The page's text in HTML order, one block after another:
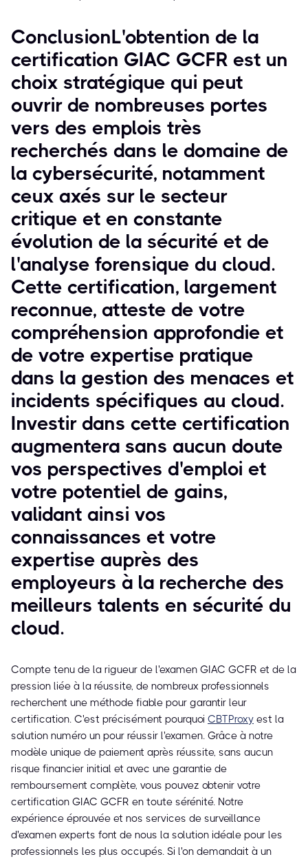
ConclusionL'obtention de la
certification GIAC GCFR est un
choix stratégique qui peut
ouvrir de nombreuses portes
vers des emplois très
recherchés dans le domaine de
la cybersécurité, notamment
ceux axés sur le secteur
critique et en constante
évolution de la sécurité et de
l'analyse forensique du cloud.
Cette certification, largement
reconnue, atteste de votre
compréhension approfondie et
de votre expertise pratique
dans la gestion des menaces et
incidents spécifiques au cloud.
Investir dans cette certification
augmentera sans aucun doute
vos perspectives d'emploi et
votre potentiel de gains,
validant ainsi vos
connaissances et votre
expertise auprès des
employeurs à la recherche des
meilleurs talents en sécurité du
cloud.
Compte tenu de la rigueur de l'examen GIAC GCFR et de la
pression liée à la réussite, de nombreux professionnels
recherchent une méthode fiable pour garantir leur
certification. C'est précisément pourquoi CBTProxy est la
solution numéro un pour réussir l'examen. Grâce à notre
modèle unique de paiement après réussite, sans aucun
risque financier initial et avec une garantie de
remboursement complète, vous pouvez obtenir votre
certification GIAC GCFR en toute sérénité. Notre
expérience éprouvée et nos services de surveillance
d'examen experts font de nous la solution idéale pour les
professionnels les plus occupés. Si l'on demandait à un